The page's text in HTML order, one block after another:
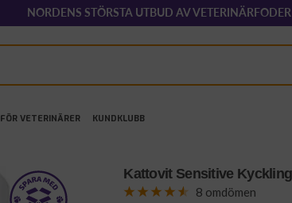
NORDENS STÖRSTA UTBUD AV VETERINÄRFODER
FÖR VETERINÄRER KUNDKLUBB
Kattovit Sensitive
8 omdömen